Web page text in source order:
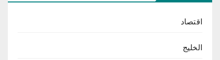
اقتصاد
الخليج